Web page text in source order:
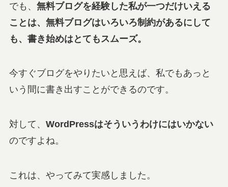
でも、 無料ブログを経験した私が一つだけいえる
ことは、無料ブログはいろいろ制約があるにして
も、書き始めはとてもスムーズ。
今すぐブログをやりたいと思えば、私でもあっと
いう間に書き出すことができるのです。
対して、 WordPressはそういうわけにはいかない
のですよね。
これは、やってみて実感しました。